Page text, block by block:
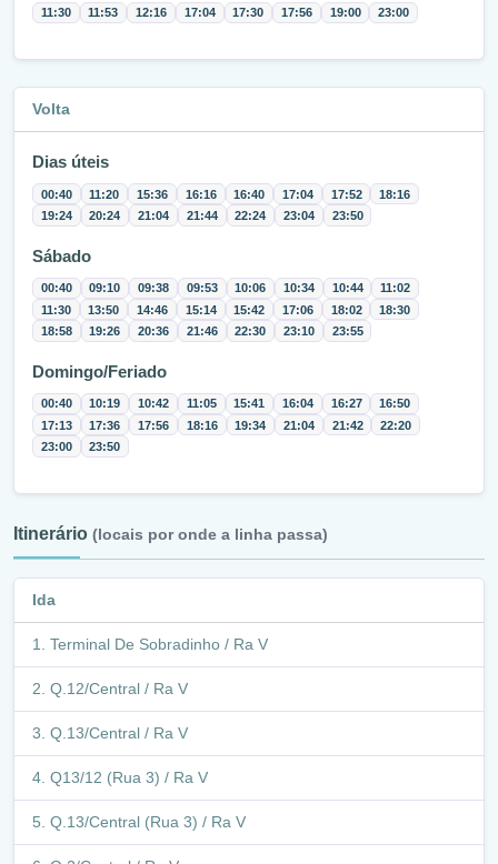
11:30 11:53 12:16 17:04 17:30 17:56 19:00 23:00
Volta
Dias úteis
00:40 11:20 15:36 16:16 16:40 17:04 17:52
18:16
19:24
20:24 21:04 21:44 22:24 23:04 23:50
Sábado
00:40 09:10 09:38 09:53 10:06 10:34 10:44
11:02
11:30
13:50 14:46 15:14 15:42 17:06 18:02
18:30
18:58
19:26 20:36 21:46 22:30 23:10 23:55
Domingo/Feriado
00:40 10:19 10:42 11:05 15:41 16:04 16:27
16:50
17:13
17:36 17:56 18:16 19:34 21:04 21:42
22:20
23:00
23:50
Itinerário (locais por onde a linha passa)
Ida
Terminal De Sobradinho / Ra V
Q.12/Central / Ra V
Q.13/Central / Ra V
Q13/12 (Rua 3) / Ra V
Q.13/Central (Rua 3) / Ra V